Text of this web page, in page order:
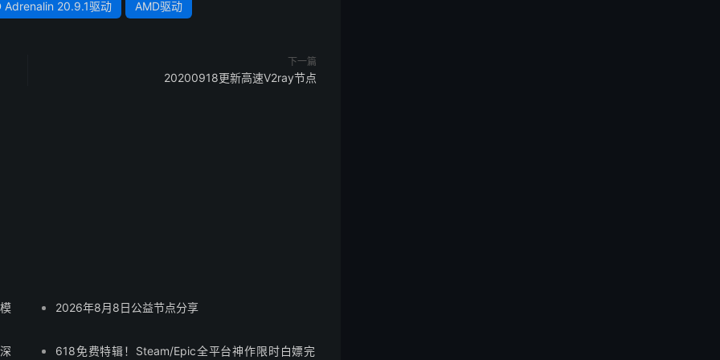
Adrenalin 20.9.1驱动 AMD驱动
下一篇
20200918更新高速V2ray节点
2026年8月8日公益节点分享
618免费特辑！Steam/Epic全平台神作限时白嫖完